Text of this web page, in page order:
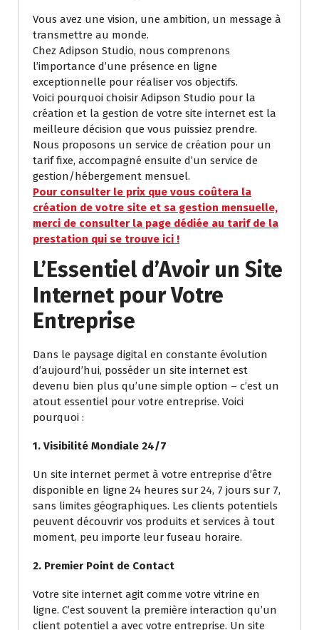
Vous avez une vision, une ambition, un message à
transmettre au monde.
Chez Adipson Studio, nous comprenons
l’importance d’une présence en ligne
exceptionnelle pour réaliser vos objectifs.
Voici pourquoi choisir Adipson Studio pour la
création et la gestion de votre site internet est la
meilleure décision que vous puissiez prendre.
Nous proposons un service de création pour un
tarif fixe, accompagné ensuite d’un service de
gestion/hébergement mensuel.
Pour consulter le prix que vous coûtera la
création de votre site et sa gestion mensuelle,
merci de consulter la page dédiée au tarif de la
prestation qui se trouve ici !
L’Essentiel d’Avoir un Site
Internet pour Votre
Entreprise
Dans le paysage digital en constante évolution
d’aujourd’hui, posséder un site internet est
devenu bien plus qu’une simple option – c’est un
atout essentiel pour votre entreprise. Voici
pourquoi :
1. Visibilité Mondiale 24/7
Un site internet permet à votre entreprise d’être
disponible en ligne 24 heures sur 24, 7 jours sur 7,
sans limites géographiques. Les clients potentiels
peuvent découvrir vos produits et services à tout
moment, peu importe leur fuseau horaire.
2. Premier Point de Contact
Votre site internet agit comme votre vitrine en
ligne. C’est souvent la première interaction qu’un
client potentiel a avec votre entreprise. Un site